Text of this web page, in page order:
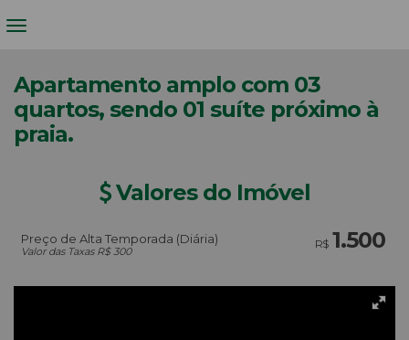
Apartamento amplo com 03
quartos, sendo 01 suíte próximo à
praia.
Valores do Imóvel
R$ 1.500
Preço de Alta Temporada (Diária)
Valor das Taxas R$ 300